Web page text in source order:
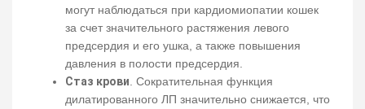
могут наблюдаться при кардиомиопатии кошек
за счет значительного растяжения левого
предсердия и его ушка, а также повышения
давления в полости предсердия.
Стаз крови. Сократительная функция
дилатированного ЛП значительно снижается, что